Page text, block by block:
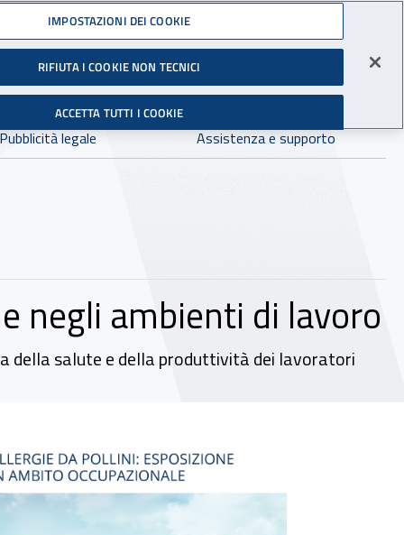
Infortuni sul Lavoro
Facebook - Sito esterno - Apertura in nuova finestra
X - Sito esterno - Apertura in nuova finestra
Instagram - Sito esterno - Apertura in
Linkedin - Sito esterno -
Youtube - Sito esterno -
Tiktok - SitoSpreaker -
Dove cercare:
in:tutto INAIL.it
Pubblicità legale Assistenza e supporto
negli ambienti di lavoro
della salute e della produttività dei lavoratori
IMPOSTAZIONI DEI COOKIE
RIFIUTA I COOKIE NON TECNICI
ACCETTA TUTTI I COOKIE